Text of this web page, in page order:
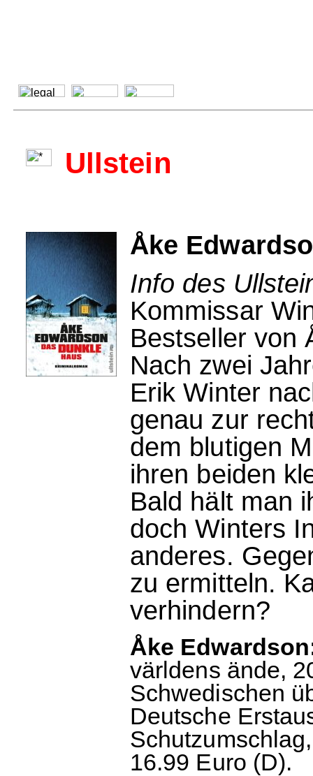
Ullstein
Åke
Info des
Kommissar
Bestseller von
Nach zwei
Erik Winter
genau zur
dem blutigen
ihren beiden
Bald hält man
doch Winters
anderes.
zu ermitteln.
verhindern?
Åke
världens ände,
Schwedischen
Deutsche
16.99 Euro (D).